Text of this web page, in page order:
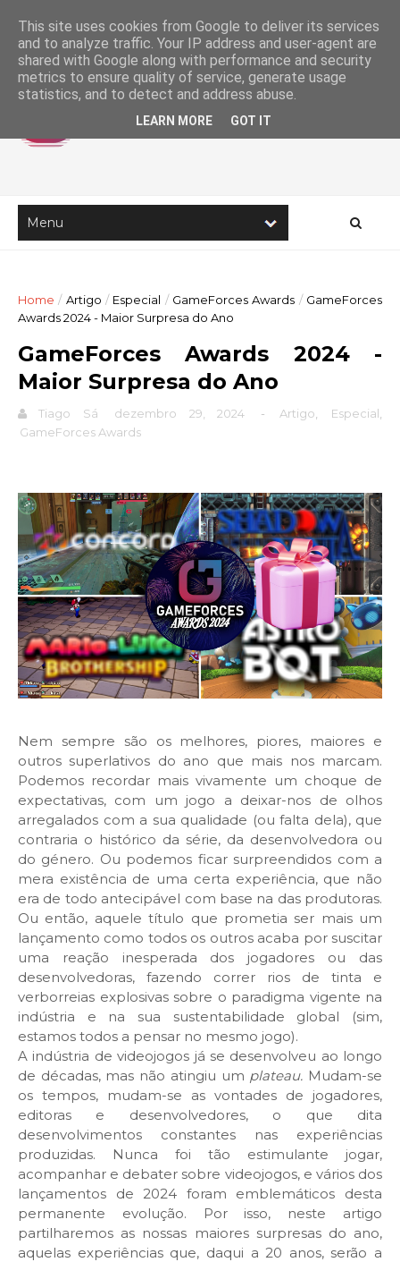
Home / Artigo / Especial / GameForces Awards / GameForces
Awards 2024 - Maior Surpresa do Ano
GameForces Awards 2024 -
Maior Surpresa do Ano
Tiago Sá dezembro 29, 2024 - Artigo Especial
GameForces Awards
Nem sempre são os melhores, piores, maiores e
outros superlativos do ano que mais nos marcam.
Podemos recordar mais vivamente um choque de
expectativas, com um jogo a deixar-nos de olhos
arregalados com a sua qualidade (ou falta dela), que
contraria o histórico da série, da desenvolvedora ou
do género. Ou podemos ficar surpreendidos com a
mera existência de uma certa experiência, que não
era de todo antecipável com base na das produtoras.
Ou então, aquele título que prometia ser mais um
lançamento como todos os outros acaba por suscitar
uma reação inesperada dos jogadores ou das
desenvolvedoras, fazendo correr rios de tinta e
verborreias explosivas sobre o paradigma vigente na
indústria e na sua sustentabilidade global (sim,
estamos todos a pensar no mesmo jogo).
A indústria de videojogos já se desenvolveu ao longo
de décadas, mas não atingiu um plateau. Mudam-se
os tempos, mudam-se as vontades de jogadores,
editoras e desenvolvedores, o que dita
desenvolvimentos constantes nas experiências
produzidas. Nunca foi tão estimulante jogar,
acompanhar e debater sobre videojogos, e vários dos
lançamentos de 2024 foram emblemáticos desta
permanente evolução. Por isso, neste artigo
partilharemos as nossas maiores surpresas do ano,
aquelas experiências que, daqui a 20 anos, serão a
This site uses cookies from Google to deliver its services
and to analyze traffic. Your IP address and user-agent are
shared with Google along with performance and security
metrics to ensure quality of service, generate usage
statistics, and to detect and address abuse.
LEARN MORE GOT IT